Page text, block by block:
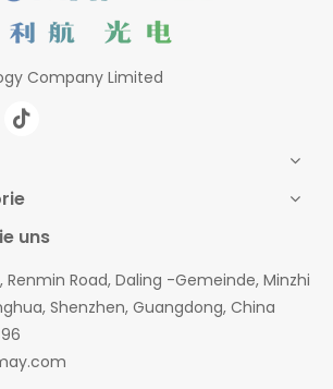
Company Limited
uns
Renmin Road, Daling -Gemeinde, Minzhi
Shenzhen, Guangdong, China